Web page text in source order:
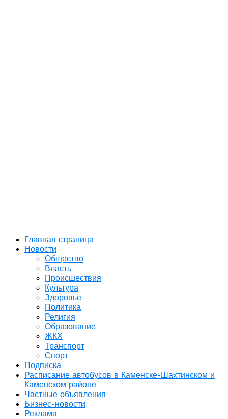
Главная страница
Новости
Общество
Власть
Происшествия
Культура
Здоровье
Политика
Религия
Образование
ЖКХ
Транспорт
Спорт
Подписка
Расписание автобусов в Каменске-Шахтинском и
Каменском районе
Частные объявления
Бизнес-новости
Реклама